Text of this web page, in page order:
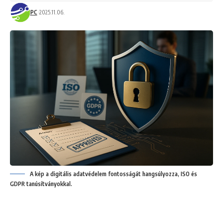
PC 2025.11.06.
A kép a digitális adatvédelem fontosságát hangsúlyozza, ISO és
GDPR tanúsítványokkal.